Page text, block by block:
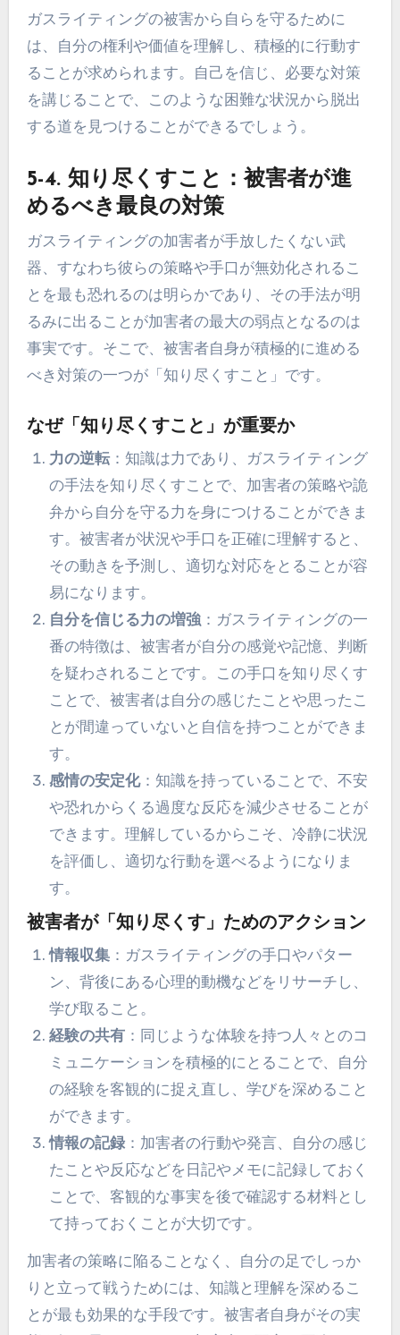
ガスライティングの被害から自らを守るために
は、自分の権利や価値を理解し、積極的に行動す
ることが求められます。自己を信じ、必要な対策
を講じることで、このような困難な状況から脱出
する道を見つけることができるでしょう。
5-4. 知り尽くすこと：被害者が進
めるべき最良の対策
ガスライティングの加害者が手放したくない武
器、すなわち彼らの策略や手口が無効化されるこ
とを最も恐れるのは明らかであり、その手法が明
るみに出ることが加害者の最大の弱点となるのは
事実です。そこで、被害者自身が積極的に進める
べき対策の一つが「知り尽くすこと」です。
なぜ「知り尽くすこと」が重要か
力の逆転：知識は力であり、ガスライティング
の手法を知り尽くすことで、加害者の策略や詭
弁から自分を守る力を身につけることができま
す。被害者が状況や手口を正確に理解すると、
その動きを予測し、適切な対応をとることが容
易になります。
自分を信じる力の増強 ：ガスライティングの一
番の特徴は、被害者が自分の感覚や記憶、判断
を疑わされることです。この手口を知り尽くす
ことで、被害者は自分の感じたことや思ったこ
とが間違っていないと自信を持つことができま
す。
感情の安定化：知識を持っていることで、不安
や恐れからくる過度な反応を減少させることが
できます。理解しているからこそ、冷静に状況
を評価し、適切な行動を選べるようになりま
す。
被害者が「知り尽くす」ためのアクション
情報収集 ：ガスライティングの手口やパター
ン、背後にある心理的動機などをリサーチし、
学び取ること。
経験の共有 ：同じような体験を持つ人々とのコ
ミュニケーションを積極的にとることで、自分
の経験を客観的に捉え直し、学びを深めること
ができます。
情報の記録 ：加害者の行動や発言、自分の感じ
たことや反応などを日記やメモに記録しておく
ことで、客観的な事実を後で確認する材料とし
て持っておくことが大切です。
加害者の策略に陥ることなく、自分の足でしっか
りと立って戦うためには、知識と理解を深めるこ
とが最も効果的な手段です。被害者自身がその実